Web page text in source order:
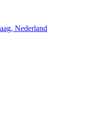
Nederland